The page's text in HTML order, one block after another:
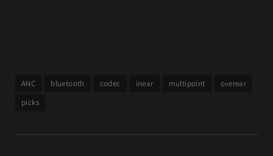
ANC bluetooth codec inear multipoint
overear
picks